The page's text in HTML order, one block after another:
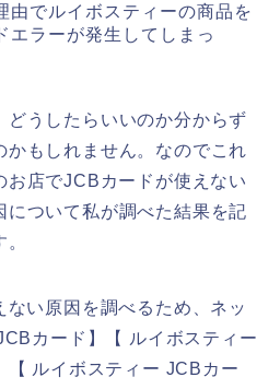
由でルイボスティーの商品を
エラーが発生してしまっ
どうしたらいいのか分からず
かもしれません。なのでこれ
お店でJCBカードが使えない
について私が調べた結果を記
ない原因を調べるため、ネッ
カード】【 ルイボスティー
ルイボスティー JCBカー